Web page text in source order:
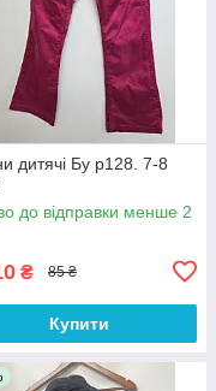
дитячі Бу р128. 7-8
до відправки менше 2
₴ 85 ₴
Купити